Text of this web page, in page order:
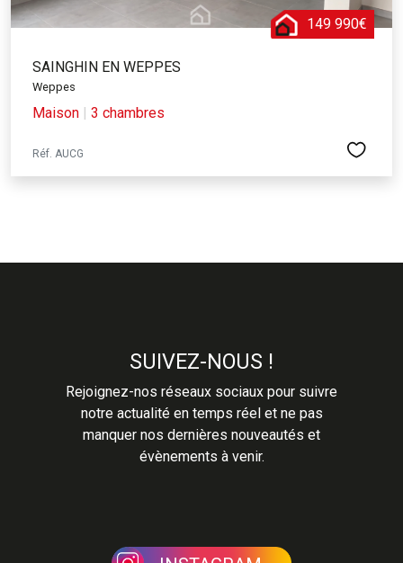
149 990€
SAINGHIN EN WEPPES
Weppes
Maison | 3 chambres
Réf. AUCG
SUIVEZ-NOUS !
Rejoignez-nos réseaux sociaux pour suivre
notre actualité en temps réel et ne pas
manquer nos dernières nouveautés et
évènements à venir.